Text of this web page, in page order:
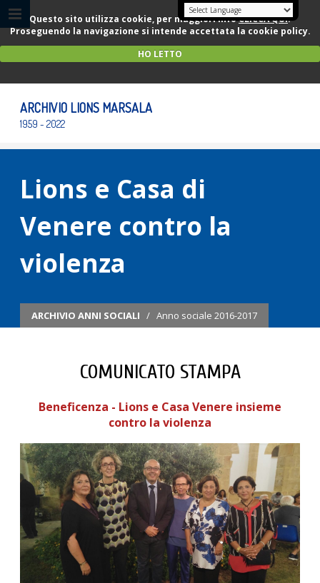
Questo sito utilizza cookie, per maggiori infoCLICCA QUI.
Proseguendo la navigazione si intende accettata la cookie policy.
HO LETTO
ARCHIVIO LIONS MARSALA
1959 - 2022
Lions e Casa di
Venere contro la
violenza
ARCHIVIO ANNI SOCIALI / Anno sociale 2016-2017
COMUNICATO STAMPA
Beneficenza - Lions e Casa Venere insieme
contro la violenza